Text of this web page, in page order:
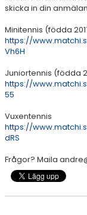
TENNISSHOP
RACKET-STRÄNGNING
PADEL
SPONSORER &
AKTUELLT/SOCIAL
KONTAKT & OM OSS
skicka in din
Minitennis (födda
https://
Vh6H
Juniortennis (födda
https://
55
Vuxentennis
https://
dRS
Frågor? Maila